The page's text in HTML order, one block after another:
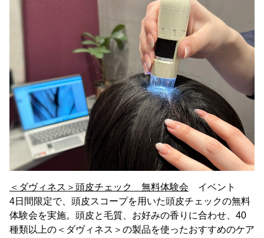
＜ダヴィネス＞頭皮チェック 無料体験会 イベント
4日間限定で、頭皮スコープを用いた頭皮チェックの無料
体験会を実施。頭皮と毛質、お好みの香りに合わせ、40
種類以上の＜ダヴィネス＞の製品を使ったおすすめのケア